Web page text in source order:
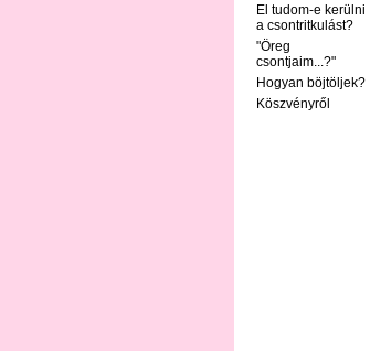
El tudom-e kerülni
a csontritkulást?
"Öreg
csontjaim...?"
Hogyan böjtöljek?
Köszvényről